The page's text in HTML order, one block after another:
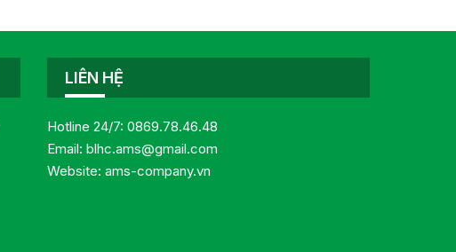
LIÊN HỆ
Hotline 24/7: 0869.78.46.48
Email: blhc.ams@gmail.com
Website: ams-company.vn